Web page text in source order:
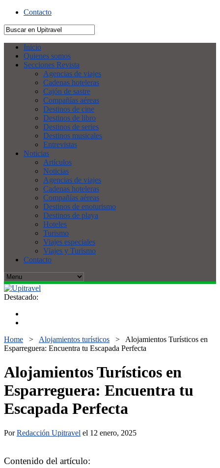
Contacto
Inicio
Quienes somos
Secciones Revista
Agencias de viajes
Cadenas hoteleras
Cajón de sastre
Compañías aéreas
Destinos de cine
Destinos de libro
Destinos de series
Destinos musicales
Entrevistas
Noticias
Artículos
Noticias
Agencias de viajes
Cadenas hoteleras
Compañías aéreas
Destinos de enoturismo
Destinos de playa
Hoteles
Turismo
Viajes especiales
Viajes y Turismo
Contacto
Destacado:
Home > Alojamientos turísticos > Alojamientos Turísticos en
Esparreguera: Encuentra tu Escapada Perfecta
Alojamientos Turísticos en
Esparreguera: Encuentra tu
Escapada Perfecta
PorRedacción Upitravel el 12 enero, 2025
Contenido del artículo: